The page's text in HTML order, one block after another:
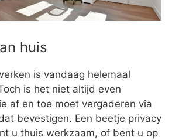
huis
is vandaag helemaal
is het niet altijd even
af en toe moet vergaderen via
bevestigen. Een beetje privacy
u thuis werkzaam, of bent u op